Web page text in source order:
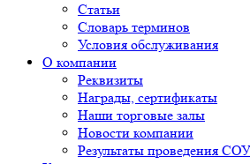
Статьи
Словарь терминов
Условия обслуживания
О компании
Реквизиты
Награды, сертификаты
Наши торговые залы
Новости компании
Результаты проведения